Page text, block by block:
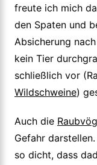
freute ich mich
den Spaten und
Absicherung
kein Tier
schließlich vor
Wildschweine)
Auch die
Gefahr
so dicht, dass